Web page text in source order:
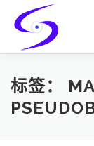
content
HOME
标签：